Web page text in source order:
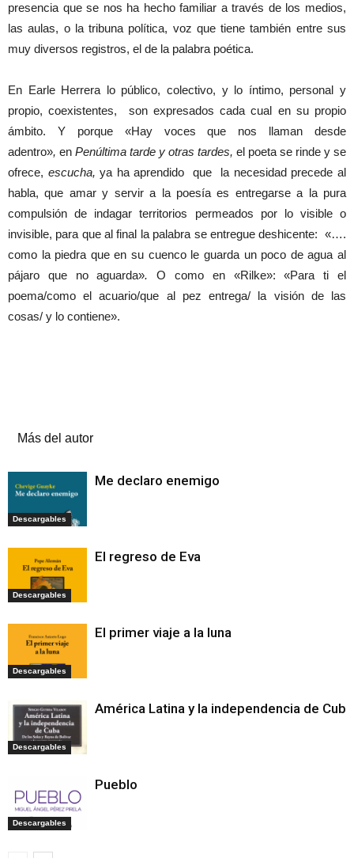
presencia que se nos ha hecho familiar a través de los medios,
las aulas, o la tribuna política, voz que tiene también entre sus
muy diversos registros, el de la palabra poética.
En Earle Herrera lo público, colectivo, y lo íntimo, personal y
propio, coexistentes, son expresados cada cual en su propio
ámbito. Y porque «Hay voces que nos llaman desde
adentro», en Penúltima tarde y otras tardes, el poeta se rinde y se
ofrece, escucha,ya ha aprendido que la necesidad precede al
habla, que amar y servir a la poesía es entregarse a la pura
compulsión de indagar territorios permeados por lo visible o
invisible, para que al final la palabra se entregue deshicente: «….
como la piedra que en su cuenco le guarda un poco de agua al
pájaro que no aguarda».O como en «Rilke»: «Para ti el
poema/como el acuario/que al pez entrega/ la visión de las
cosas/ y lo contiene».
Más del autor
Descargables
Me declaro enemigo
Descargables
El regreso de Eva
Descargables
El primer viaje a la luna
Descargables
América Latina y la independencia de Cuba
Descargables
Pueblo